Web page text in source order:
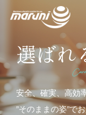
選ばれ
安全、確実、高効
”そのままの姿”で